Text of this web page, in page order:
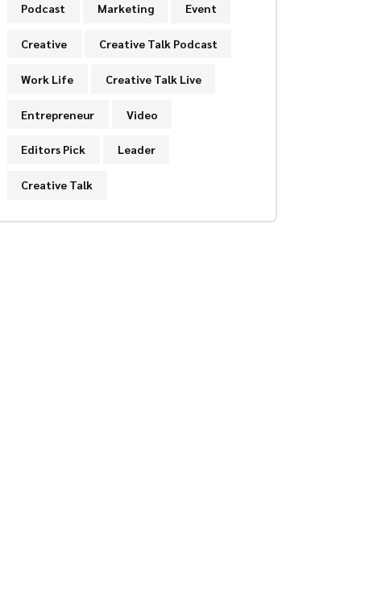
Podcast Marketing Event
Creative Creative Talk Podcast
Work Life Creative Talk Live
Entrepreneur Video
Editors Pick Leader
Creative Talk